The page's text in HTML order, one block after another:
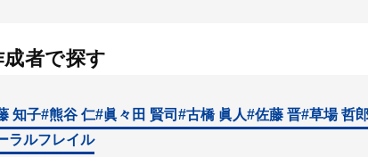
者で探す
知子#熊谷 仁#眞々田 賢司 #古橋 眞人#佐藤 晋#草場 哲
ラルフレイル